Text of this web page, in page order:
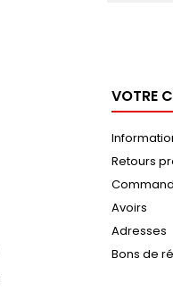
VOTRE
Retours
Avoirs
Adresses
Bons de